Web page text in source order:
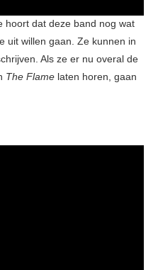
hoort dat deze band nog wat
uit willen gaan. Ze kunnen in
Als ze er nu overal de
The Flame laten horen, gaan